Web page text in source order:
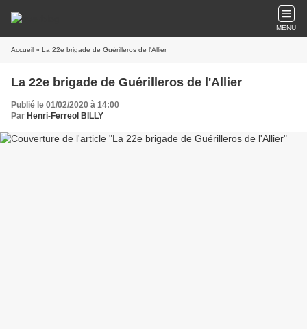
MENU
Accueil » La 22e brigade de Guérilleros de l'Allier
La 22e brigade de Guérilleros de l'Allier
Publié le 01/02/2020 à 14:00
Par Henri-Ferreol BILLY